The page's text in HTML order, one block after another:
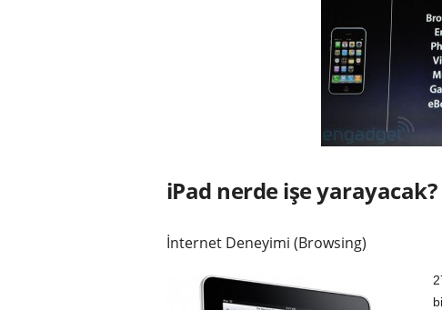
iPad nerde işe yarayacak?
İnternet Deneyimi (Browsing)